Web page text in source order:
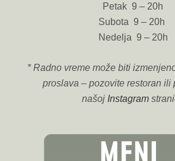
Petak 9 – 20h
Subota 9 – 20h
Nedelja 9 – 20h
* Radno vreme može biti
proslava – pozovite restoran ili
našoj Instagram